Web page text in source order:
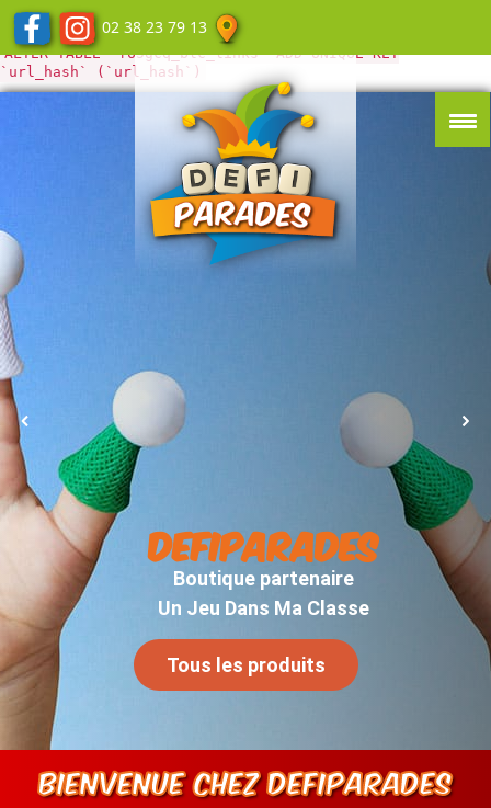
Erreur de la base de données WordPress :
key 'url_hash']
ALTER TABLE `f65gcq_blc_links` ADD UNIQUE KEY
`url_hash` (`url_hash`)
DEFIPARADES
Boutique partenaire
Un Jeu Dans Ma Classe
Tous les produits
02 38 23 79 13
Bienvenue chez DEFIPARADES